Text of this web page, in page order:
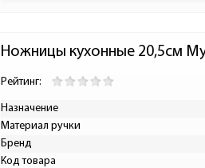
Ножницы кухонные 20,5см
Рейтинг:
Назначение
Материал ручки
Бренд
Код товара